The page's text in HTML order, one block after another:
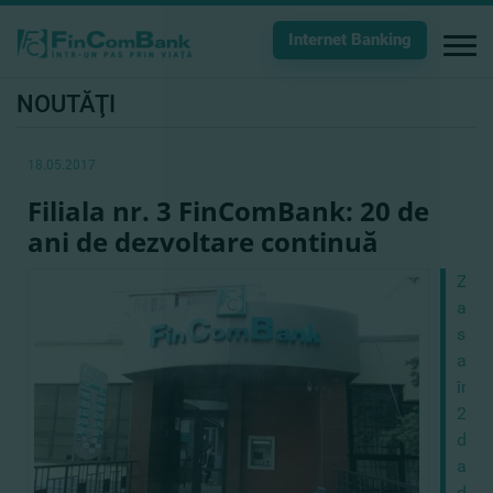
Internet Banking
NOUTĂŢI
18.05.2017
Filiala nr. 3 FinComBank: 20 de
ani de dezvoltare continuă
s-
au
20
de
ani